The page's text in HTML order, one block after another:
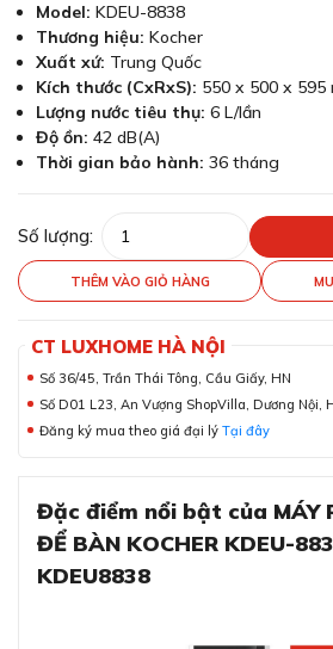
Model: KDEU-8838
Thương hiệu: Kocher
Xuất xứ: Trung Quốc
Kích thước (CxRxS): 550 x 500 x 595
Lượng nước tiêu thụ: 6 L/lần
Độ ồn: 42 dB(A)
Thời gian bảo hành: 36 tháng
Số lượng:
THÊM VÀO GIỎ HÀNG
CT LUXHOME HÀ NỘI
Số 36/45, Trần Thái Tông, Cầu Giấy, HN
Số D01 L23, An Vượng ShopVilla, Dương Nội,
Đăng ký mua theo giá đại lý Tại đây
Đặc điểm nổi bật của MÁY
ĐỂ BÀN KOCHER KDEU-
KDEU8838